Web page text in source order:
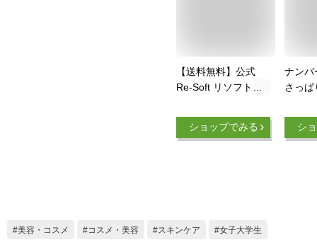
【送料無料】公式
Re-Soft リソフト オ
ラミド プラセンタ配
合 ウォータープルー
洗顔がいらない
ショップでみる
ナンバ
さっぱ
イン
シ
美容・コスメ コスメ・美容 スキンケア 女子大学生